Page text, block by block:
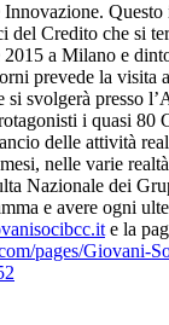
del Credito che si
2015 a Milano e
prevede la visita
si svolgerà presso
i quasi 80
delle attività
nelle varie
Nazionale dei
e avere ogni
e la
pages/Giovani-